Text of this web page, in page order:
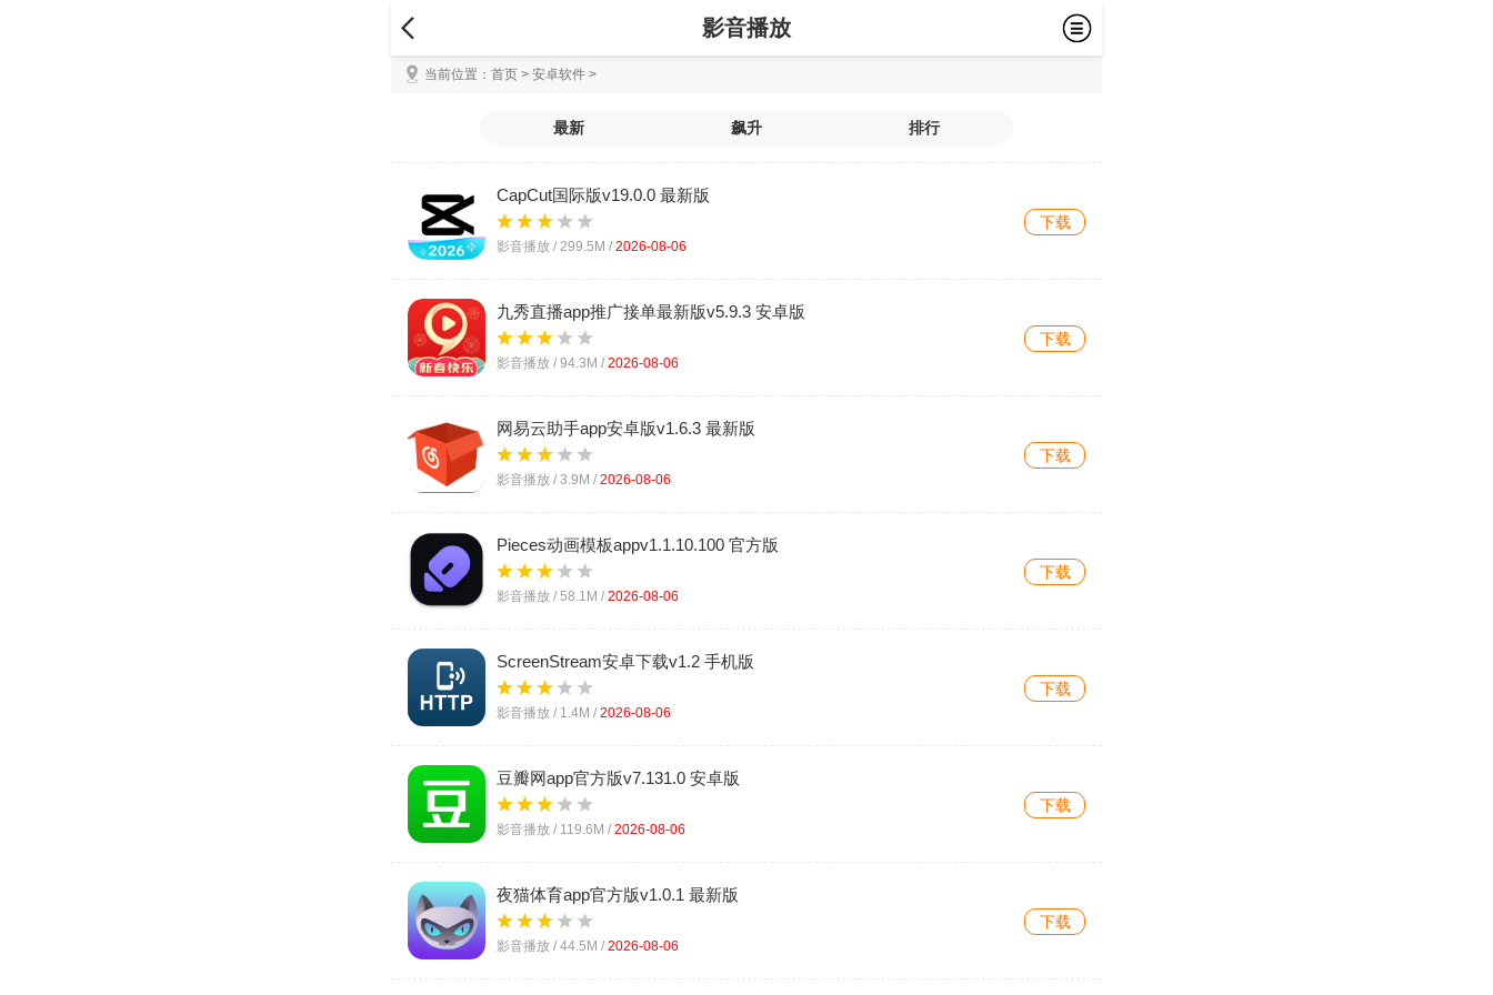
影音播放
当前位置： 首页 > 安卓软件 >
最新 飙升 排行
CapCut国际版v19.0.0 最新版
影音播放 / 299.5M / 2026-08-06
下载
九秀直播app推广接单最新版v5.9.3 安卓版
影音播放 / 94.3M / 2026-08-06
下载
网易云助手app安卓版v1.6.3 最新版
影音播放 / 3.9M / 2026-08-06
下载
Pieces动画模板appv1.1.10.100 官方版
影音播放 / 58.1M / 2026-08-06
下载
ScreenStream安卓下载v1.2 手机版
影音播放 / 1.4M / 2026-08-06
下载
豆瓣网app官方版v7.131.0 安卓版
影音播放 / 119.6M / 2026-08-06
下载
夜猫体育app官方版v1.0.1 最新版
影音播放 / 44.5M / 2026-08-06
下载